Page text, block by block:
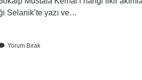
Selanik’te yazı ve…
Yorum Bırak